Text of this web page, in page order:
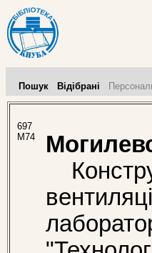
Пошук Відібрані
697
М74